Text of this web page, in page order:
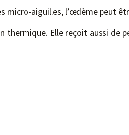
micro-aiguilles, l’œdème peut
thermique. Elle reçoit aussi